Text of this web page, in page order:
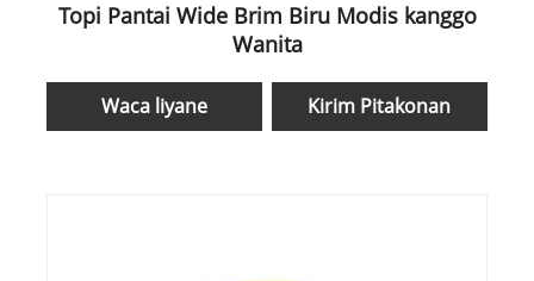
Topi Pantai Wide Brim Biru Modis kanggo
Wanita
Waca liyane Kirim Pitakonan